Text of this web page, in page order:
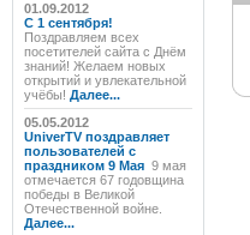
01.09.2012
C 1 сентября!
Поздравляем всех
посетителей сайта с Днём
знаний! Желаем новых
открытий и увлекательной
учёбы! Далее...
05.05.2012
UniverTV поздравляет
пользователей с
праздником 9 Мая 9 мая
отмечается 67 годовщина
победы в Великой
Отечественной войне.
Далее...